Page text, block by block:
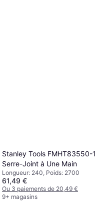
Stanley Tools FMHT83550-1
Serre-Joint à Une Main
Longueur: 240, Poids: 2700
61,49 €
Ou 3 paiements de 20,49 €
9+ magasins